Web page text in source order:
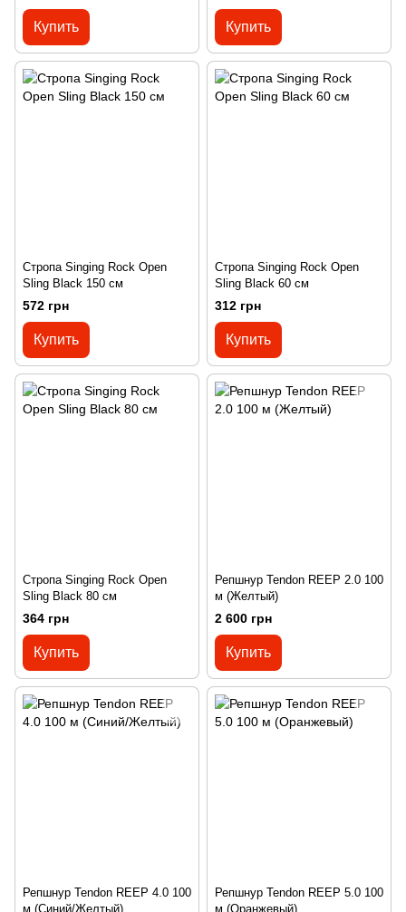
Купить Купить
Стропа Singing Rock Open
Sling Black 150 см
572 грн
Купить
Стропа Singing Rock Open
Sling Black 60 см
312 грн
Купить
Стропа Singing Rock Open
Sling Black 80 см
364 грн
Купить
Репшнур Tendon REEP 2.0 100
м (Желтый)
2 600 грн
Купить
Репшнур Tendon REEP 4.0 100
м (Синий/Желтый)
Репшнур Tendon REEP 5.0 100
м (Оранжевый)